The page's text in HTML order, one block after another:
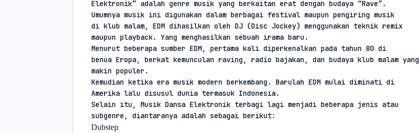
Elektronik” adalah genre musik yang berkaitan erat dengan budaya “Rave”.
Umumnya musik ini digunakan dalam berbagai festival maupun pengiring musik
di klub malam, EDM dihasilkan oleh DJ (Disc Jockey) menggunakan teknik remix
maupun playback. Yang menghasilkan sebuah irama baru.
Menurut beberapa sumber EDM, pertama kali diperkenalkan pada tahun 80 di
benua Eropa, berkat kemunculan raving, radio bajakan, dan budaya klub malam yang
makin populer.
Kemudian ketika era musik modern berkembang. Barulah EDM mulai diminati di
Amerika lalu disusul dunia termasuk Indonesia.
Selain itu, Musik Dansa Elektronik terbagi lagi menjadi beberapa jenis atau
subgenre, diantaranya adalah sebagai berikut:
Dubstep